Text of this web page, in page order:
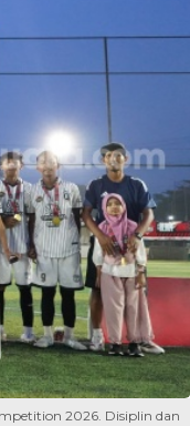
2026. Disiplin dan